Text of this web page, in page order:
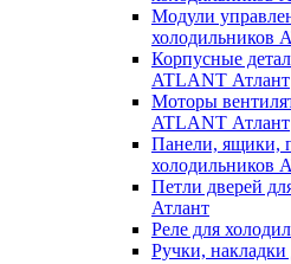
Модули
холодильников
Корпусные
ATLANT Атлант
Моторы
ATLANT Атлант
Панели, ящики,
холодильников
Петли дверей
Атлант
Реле для
Ручки, накладки